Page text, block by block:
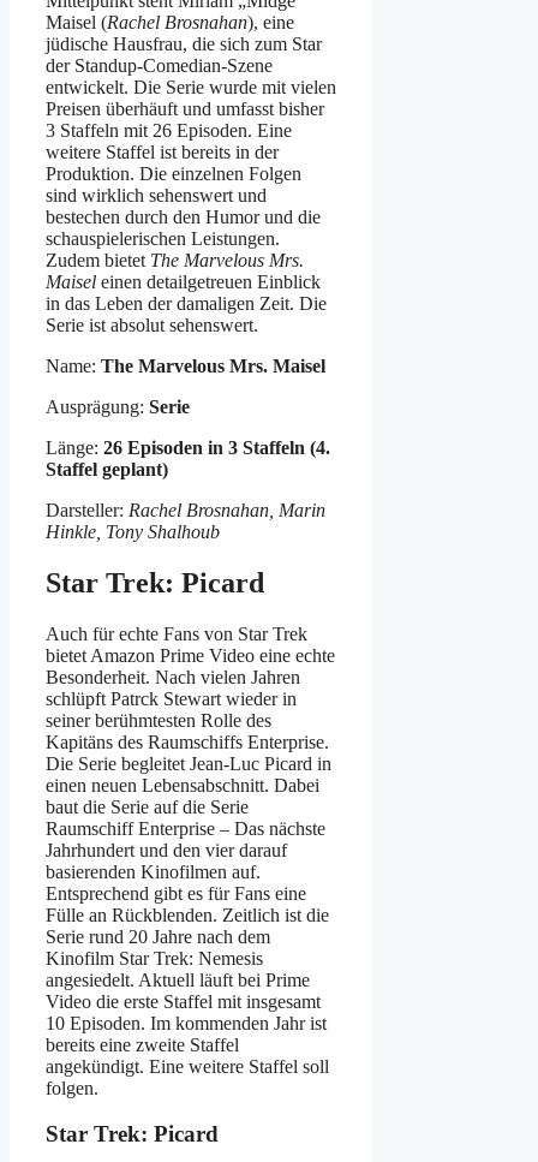
Maisel (Rachel Brosnahan), eine
jüdische Hausfrau, die sich zum Star
der Standup-Comedian-Szene
entwickelt. Die Serie wurde mit vielen
Preisen überhäuft und umfasst bisher
3 Staffeln mit 26 Episoden. Eine
weitere Staffel ist bereits in der
Produktion. Die einzelnen Folgen
sind wirklich sehenswert und
bestechen durch den Humor und die
schauspielerischen Leistungen.
Zudem bietet The Marvelous Mrs.
Maisel einen detailgetreuen Einblick
in das Leben der damaligen Zeit. Die
Serie ist absolut sehenswert.
Name: The Marvelous Mrs. Maisel
Ausprägung: Serie
Länge: 26 Episoden in 3 Staffeln (4.
Staffel geplant)
Darsteller: Rachel Brosnahan, Marin
Hinkle, Tony Shalhoub
Star Trek: Picard
Auch für echte Fans von Star Trek
bietet Amazon Prime Video eine echte
Besonderheit. Nach vielen Jahren
schlüpft Patrck Stewart wieder in
seiner berühmtesten Rolle des
Kapitäns des Raumschiffs Enterprise.
Die Serie begleitet Jean-Luc Picard in
einen neuen Lebensabschnitt. Dabei
baut die Serie auf die Serie
Raumschiff Enterprise – Das nächste
Jahrhundert und den vier darauf
basierenden Kinofilmen auf.
Entsprechend gibt es für Fans eine
Fülle an Rückblenden. Zeitlich ist die
Serie rund 20 Jahre nach dem
Kinofilm Star Trek: Nemesis
angesiedelt. Aktuell läuft bei Prime
Video die erste Staffel mit insgesamt
10 Episoden. Im kommenden Jahr ist
bereits eine zweite Staffel
angekündigt. Eine weitere Staffel soll
folgen.
Star Trek: Picard